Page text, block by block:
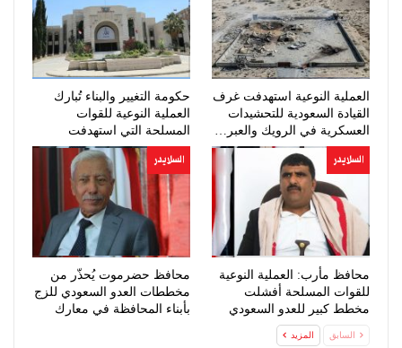
العملية النوعية استهدفت غرف
القيادة السعودية للتحشيدات
العسكرية في الرويك والعبر…
حكومة التغيير والبناء تُبارك
العملية النوعية للقوات
المسلحة التي استهدفت
تحشيدات…
السلايدر
محافظ مأرب: العملية النوعية
للقوات المسلحة أفشلت
مخطط كبير للعدو السعودي
السلايدر
محافظ حضرموت يُحذّر من
مخططات العدو السعودي للزج
بأبناء المحافظة في معارك
السابق المزيد